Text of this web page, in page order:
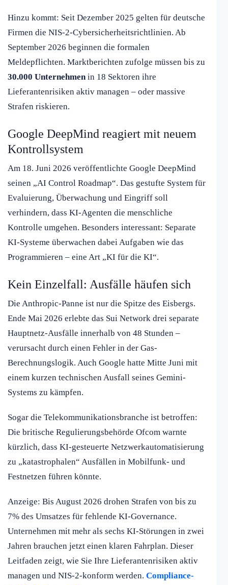
Hinzu kommt: Seit Dezember 2025 gelten für deutsche
Firmen die NIS-2-Cybersicherheitsrichtlinien. Ab
September 2026 beginnen die formalen
Meldepflichten. Marktberichten zufolge müssen bis zu
30.000 Unternehmenin 18 Sektoren ihre
Lieferantenrisiken aktiv managen – oder massive
Strafen riskieren.
Google DeepMind reagiert mit neuem
Kontrollsystem
Am 18. Juni 2026 veröffentlichte Google DeepMind
seinen „AI Control Roadmap“. Das gestufte System für
Evaluierung, Überwachung und Eingriff soll
verhindern, dass KI-Agenten die menschliche
Kontrolle umgehen. Besonders interessant: Separate
KI-Systeme überwachen dabei Aufgaben wie das
Programmieren – eine Art „KI für die KI“.
Kein Einzelfall: Ausfälle häufen sich
Die Anthropic-Panne ist nur die Spitze des Eisbergs.
Ende Mai 2026 erlebte das Sui Network drei separate
Hauptnetz-Ausfälle innerhalb von 48 Stunden –
verursacht durch einen Fehler in der Gas-
Berechnungslogik. Auch Google hatte Mitte Juni mit
einem kurzen technischen Ausfall seines Gemini-
Systems zu kämpfen.
Sogar die Telekommunikationsbranche ist betroffen:
Die britische Regulierungsbehörde Ofcom warnte
kürzlich, dass KI-gesteuerte Netzwerkautomatisierung
zu „katastrophalen“ Ausfällen in Mobilfunk- und
Festnetzen führen könnte.
Anzeige: Bis August 2026 drohen Strafen von bis zu
7% des Umsatzes für fehlende KI-Governance.
Unternehmen mit mehr als sechs KI-Störungen in zwei
Jahren brauchen jetzt einen klaren Fahrplan. Dieser
Leitfaden zeigt, wie Sie Ihre Lieferantenrisiken aktiv
managen und NIS-2-konform werden. Compliance-